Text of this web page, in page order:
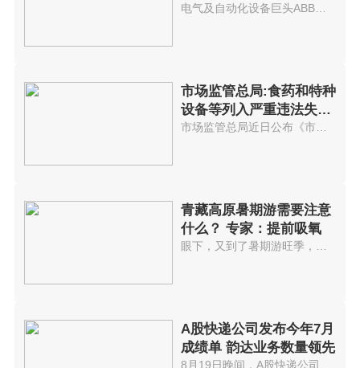
电气及自动化设备巨头ABB又要买...
市场监管总局:食药和特种
设备等列入严重违法失信
管理
青藏高原暑期游需要注意
什么？ 专家：提前吸氧
A股快递公司发布今年7月
成绩单 韵达业务数量领先